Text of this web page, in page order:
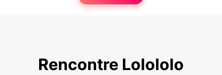
Rencontre Lolololo